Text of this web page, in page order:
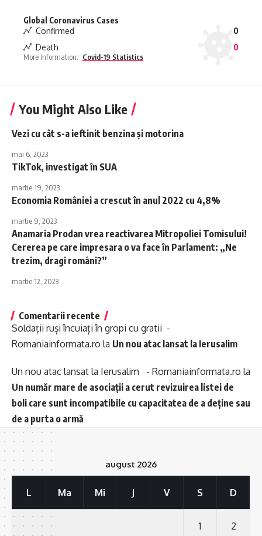
Global Coronavirus Cases
Confirmed
0
Death
0
More Information: Covid-19 Statistics
You Might Also Like
Vezi cu cât s-a ieftinit benzina și motorina
mai 6, 2023
TikTok, investigat în SUA
martie 19, 2023
Economia României a crescut în anul 2022 cu 4,8%
martie 9, 2023
Anamaria Prodan vrea reactivarea Mitropoliei Tomisului!
Cererea pe care impresara o va face în Parlament: „Ne
trezim, dragi români?”
martie 12, 2023
Comentarii recente
Soldații ruși încuiați în gropi cu gratii -
Romaniainformata.ro la Un nou atac lansat la Ierusalim
Un nou atac lansat la Ierusalim - Romaniainformata.ro la
Un număr mare de asociații a cerut revizuirea listei de
boli care sunt incompatibile cu capacitatea de a deține sau
de a purta o armă
august 2026
L Ma Mi J V S D
1 2